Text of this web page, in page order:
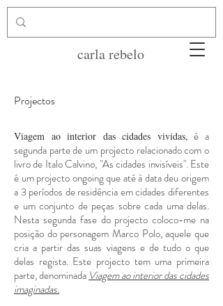
carla rebelo
Projectos
Viagem ao interior das cidades vividas, é a
segunda parte de um projecto relacionado com o
livro de Italo Calvino, "As cidades invisíveis". Este
é um projecto ongoing que até à data deu origem
a 3 períodos de residência em cidades diferentes
e um conjunto de peças sobre cada uma delas.
Nesta segunda fase do projecto coloco-me na
posição do personagem Marco Polo, aquele que
cria a partir das suas viagens e de tudo o que
delas regista. Este projecto tem uma primeira
parte, denominada Viagem ao interior das cidades
imaginadas.